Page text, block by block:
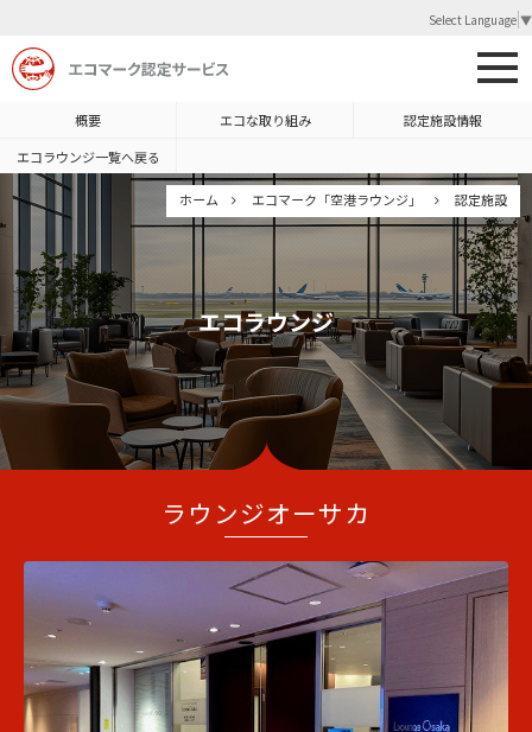
Select Language ▼
概要 エコな取り組み
認定施設情報
エコラウンジ一覧へ戻る
エコラウンジ
ホーム エコマーク「空港ラウンジ」 認定施設
ラウンジオーサカ